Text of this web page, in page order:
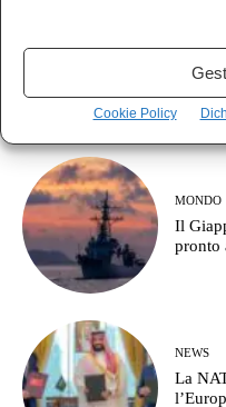
Cookie Policy
MONDO
Il
pronto
NEWS
La